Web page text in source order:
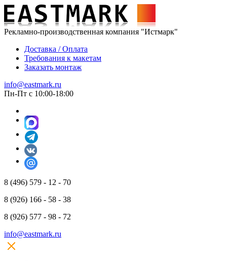
Рекламно-производственная компания "Истмарк"
Доставка / Оплата
Требования к макетам
Заказать монтаж
info@eastmark.ru
Пн-Пт с 10:00-18:00
8 (496) 579 - 12 - 70
8 (926) 166 - 58 - 38
8 (926) 577 - 98 - 72
info@eastmark.ru